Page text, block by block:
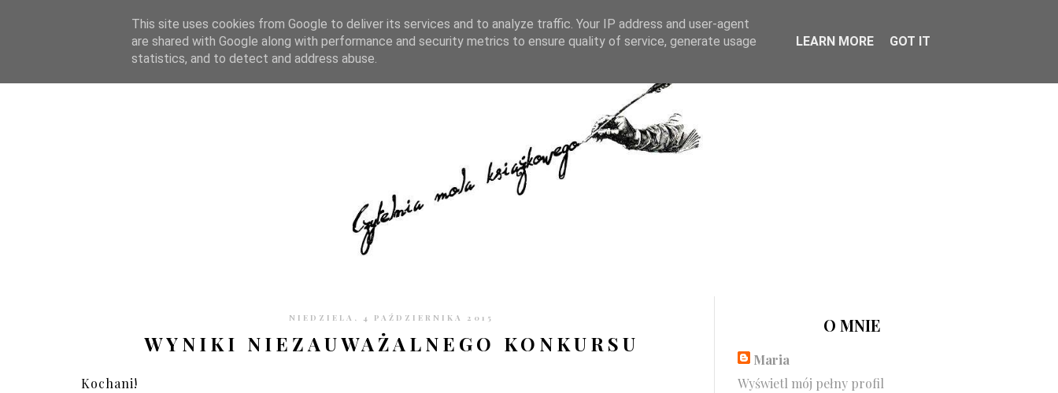
STRONA GŁÓWNA WSPÓŁPRACA RECENZJE O STRONIE KONTAKT CZYTELNIA PO GODZINACH
NIEDZIELA, 4 PAŹDZIERNIKA 2015
WYNIKI NIEZAUWAŻALNEGO KONKURSU
Kochani!
O MNIE
Maria
Wyświetl mój pełny profil
This site uses cookies from Google to deliver its services and to analyze traffic. Your IP address and user-agent
are shared with Google along with performance and security metrics to ensure quality of service, generate usage
statistics, and to detect and address abuse.
LEARN MORE GOT IT